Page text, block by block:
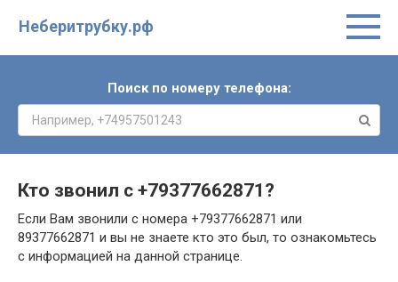
Неберитрубку.рф
Поиск по номеру телефона:
Кто звонил с +79377662871 ?
Если Вам звонили с номера +79377662871 или
89377662871 и вы не знаете кто это был, то ознакомьтесь
с информацией на данной странице.